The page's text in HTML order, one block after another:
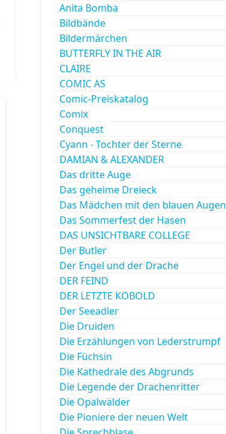
Anita Bomba
Bildbände
Bildermärchen
BUTTERFLY IN THE AIR
CLAIRE
COMIC AS
Comic-Preiskatalog
Comix
Conquest
Cyann - Tochter der Sterne
DAMIAN & ALEXANDER
Das dritte Auge
Das geheime Dreieck
Das Mädchen mit den blauen Augen
Das Sommerfest der Hasen
DAS UNSICHTBARE COLLEGE
Der Butler
Der Engel und der Drache
DER FEIND
DER LETZTE KOBOLD
Der Seeadler
Die Druiden
Die Erzählungen von Lederstrumpf
Die Füchsin
Die Kathedrale des Abgrunds
Die Legende der Drachenritter
Die Opalwälder
Die Pioniere der neuen Welt